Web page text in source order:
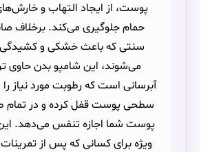
پوست، از ایجاد التهاب و
حمام جلوگیری می‌کند. برخلاف
سنتی که باعث خشکی و
می‌شوند، این شامپو بدن حاوی
آبرسانی است که رطوبت مورد نیاز را
سطحی پوست قفل کرده و در تمام
پوست شما اجازه تنفس می‌دهد.
ویژه برای کسانی که پس از